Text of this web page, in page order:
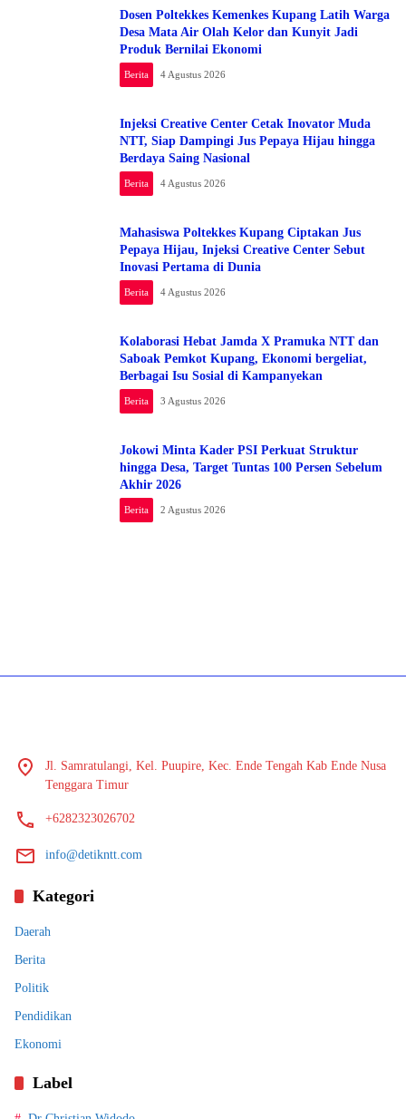
Dosen Poltekkes Kemenkes Kupang Latih Warga
Desa Mata Air Olah Kelor dan Kunyit Jadi
Produk Bernilai Ekonomi
Berita 4 Agustus 2026
Injeksi Creative Center Cetak Inovator Muda
NTT, Siap Dampingi Jus Pepaya Hijau hingga
Berdaya Saing Nasional
Berita 4 Agustus 2026
Mahasiswa Poltekkes Kupang Ciptakan Jus
Pepaya Hijau, Injeksi Creative Center Sebut
Inovasi Pertama di Dunia
Berita 4 Agustus 2026
Kolaborasi Hebat Jamda X Pramuka NTT dan
Saboak Pemkot Kupang, Ekonomi bergeliat,
Berbagai Isu Sosial di Kampanyekan
Berita 3 Agustus 2026
Jokowi Minta Kader PSI Perkuat Struktur
hingga Desa, Target Tuntas 100 Persen Sebelum
Akhir 2026
Berita 2 Agustus 2026
Jl. Samratulangi, Kel. Puupire, Kec. Ende Tengah Kab Ende Nusa
Tenggara Timur
+6282323026702
info@detikntt.com
Kategori
Daerah
Berita
Politik
Pendidikan
Ekonomi
Label